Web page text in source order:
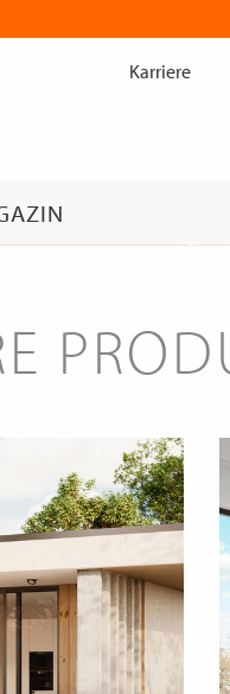
Karriere